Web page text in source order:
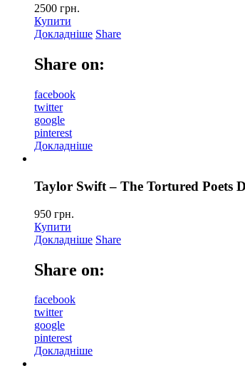
2500 грн.
Купити
Докладніше Share
Share on:
facebook
twitter
google
pinterest
Докладніше
Taylor Swift – The Tortured Poets
950 грн.
Купити
Докладніше Share
Share on:
facebook
twitter
google
pinterest
Докладніше